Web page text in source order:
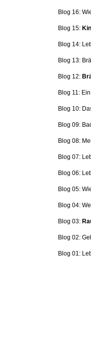
Blog 16:
Blog 15:
Blog 14:
Blog 13:
Blog 12:
Blog 11:
Blog 10:
Blog 09:
Blog 08:
Blog 07:
Blog 06:
Blog 05:
Blog 04:
Blog 03:
Blog 02:
Blog 01: